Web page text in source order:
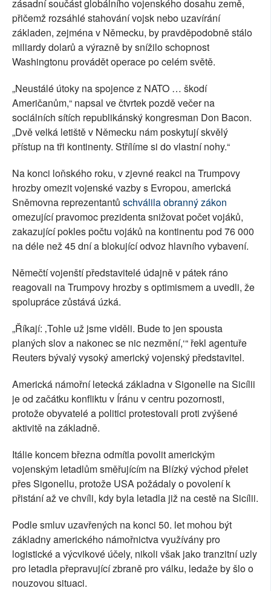
zásadní součást globálního vojenského dosahu země,
přičemž rozsáhlé stahování vojsk nebo uzavírání
základen, zejména v Německu, by pravděpodobně stálo
miliardy dolarů a výrazně by snížilo schopnost
Washingtonu provádět operace po celém světě.
„Neustálé útoky na spojence z NATO … škodí
Američanům,“ napsal ve čtvrtek pozdě večer na
sociálních sítích republikánský kongresman Don Bacon.
„Dvě velká letiště v Německu nám poskytují skvělý
přístup na tři kontinenty. Střílíme si do vlastní nohy.“
Na konci loňského roku, v zjevné reakci na Trumpovy
hrozby omezit vojenské vazby s Evropou, americká
Sněmovna reprezentantů schválila obranný zákon
omezující pravomoc prezidenta snižovat počet vojáků,
zakazující pokles počtu vojáků na kontinentu pod 76 000
na déle než 45 dní a blokující odvoz hlavního vybavení.
Němečtí vojenští představitelé údajně v pátek ráno
reagovali na Trumpovy hrozby s optimismem a uvedli, že
spolupráce zůstává úzká.
„Říkají: ‚Tohle už jsme viděli. Bude to jen spousta
planých slov a nakonec se nic nezmění,‘“ řekl agentuře
Reuters bývalý vysoký americký vojenský představitel.
Americká námořní letecká základna v Sigonelle na Sicílii
je od začátku konfliktu v Íránu v centru pozornosti,
protože obyvatelé a politici protestovali proti zvýšené
aktivitě na základně.
Itálie koncem března odmítla povolit americkým
vojenským letadlům směřujícím na Blízký východ přelet
přes Sigonellu, protože USA požádaly o povolení k
přistání až ve chvíli, kdy byla letadla již na cestě na Sicílii.
Podle smluv uzavřených na konci 50. let mohou být
základny amerického námořnictva využívány pro
logistické a výcvikové účely, nikoli však jako tranzitní uzly
pro letadla přepravující zbraně pro válku, ledaže by šlo o
nouzovou situaci.